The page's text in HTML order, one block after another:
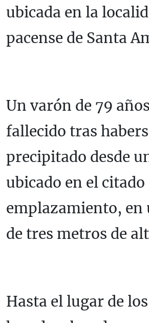
ubicada en la
pacense de Santa
Un varón de 79
fallecido tras
precipitado desde
ubicado en el citado
emplazamiento, en
de tres metros de
Hasta el lugar de